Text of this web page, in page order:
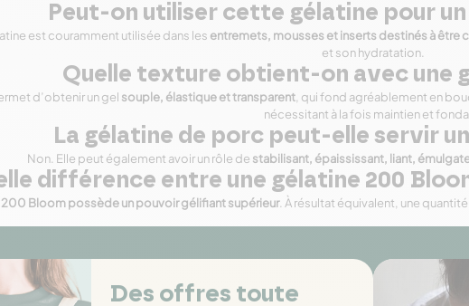
Peut-on utiliser cette gélatine pour
est couramment utilisée dans les entremets, mousses et inserts destinés à être
et son hydratation.
Quelle texture obtient-on avec une
d’obtenir un gel souple, élastique et transparent, qui fond agréablement en
nécessitant à la fois maintien et
La gélatine de porc peut-elle servir
Non. Elle peut également avoir un rôle de stabilisant, épaississant, liant,
différence entre une gélatine 200
200 Bloom possède un pouvoir gélifiant supérieur. À résultat équivalent, une
Des offres toute